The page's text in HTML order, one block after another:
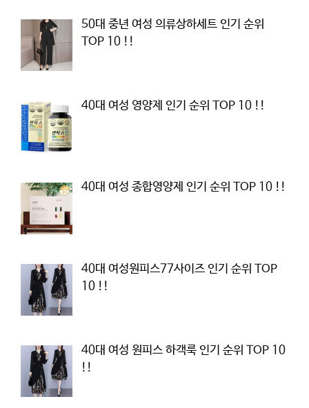
50대 중년 여성 의류상하세트 인기 순위
TOP 10 !!
40대 여성 영양제 인기 순위 TOP 10 !!
40대 여성 종합영양제 인기 순위 TOP 10 !!
40대 여성원피스77사이즈 인기 순위 TOP
10 !!
40대 여성 원피스 하객룩 인기 순위 TOP 10
!!